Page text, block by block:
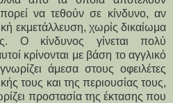
να τεθούν σε κίνδυνο, αν
εκμετάλλευση, χωρίς δικαίωμα
Ο κίνδυνος γίνεται πολύ
κρίνονται με βάση το αγγλικό
άμεσα στους οφειλέτες
τους και της περιουσίας τους,
προστασία της έκτασης που